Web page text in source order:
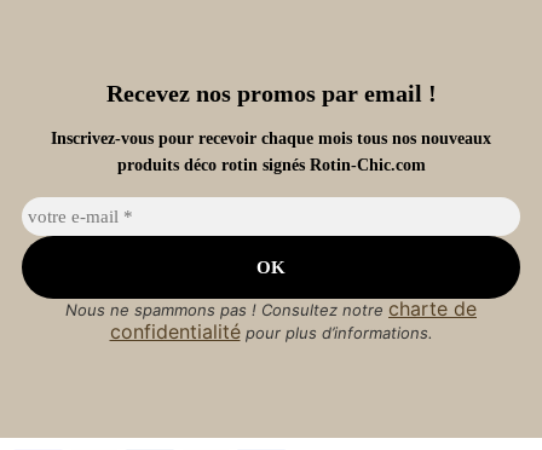
Recevez nos promos par email !
Inscrivez-vous pour recevoir chaque mois tous nos nouveaux
produits déco rotin signés Rotin-Chic.com
Nous ne spammons pas ! Consultez notre charte de
confidentialitépour plus d’informations.